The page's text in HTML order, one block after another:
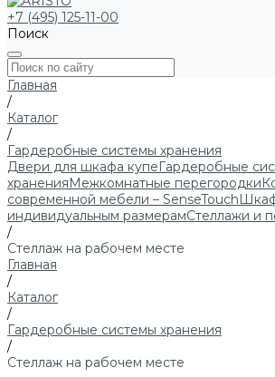
+7 (495) 125-11-00
Поиск
Главная
/
Каталог
/
Гардеробные системы хранения
Двери для шкафа купеГардеробные
храненияМежкомнатные перегородки
современной мебели – SenseTouch
индивидуальным размерамСтеллажи и
/
Стеллаж на рабочем месте
Главная
/
Каталог
/
Гардеробные системы хранения
/
Стеллаж на рабочем месте